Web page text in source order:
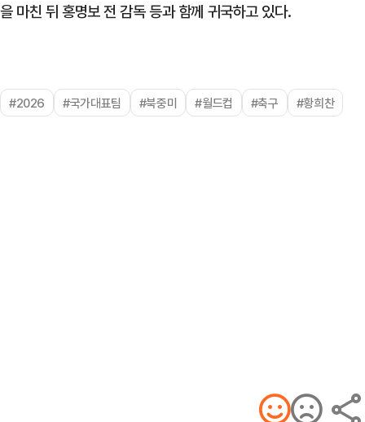
을 마친 뒤 홍명보 전 감독 등과 함께 귀국하고 있다.
#2026 #국가대표팀 #북중미 #월드컵 #축구 #황희찬